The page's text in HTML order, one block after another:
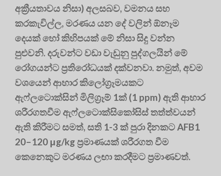
අක්‍රීයතාවය නිසා) අලසබව, වමනය සහ
කරකැවිල්ල, මරණය යන දේ වලින් ඕනෑම
දෙයක් හෝ කිහිපයක් මේ නිසා සිදු වන්න
පුළුවනි. දරුවන්ට වඩා වැඩුනු පුද්ගලයින් මේ
රෝගයන්ට ප්‍රතිරෝධයක් දක්වනවා. නමුත්, අවම
වශයෙන් ආහාර කිලෝග්‍රෑමයකට
ඇෆ්ලටොක්සින් මිලිග්‍රෑම් 1ක් (1 ppm) ඇති ආහාර
ශරීරගතවීම ඇෆ්ලටොක්සිකෝසිස් තත්ත්‍වයන්
ඇති කිරීමට සමත්, සති 1-3 ක් පුරා දිනකට AFB1
20–120 μg/kg ප්‍රමාණයක් ශරීරගත වීම
කෙනෙකුට මරණය ලඟා කරදීමට ප්‍රමාණවත්.